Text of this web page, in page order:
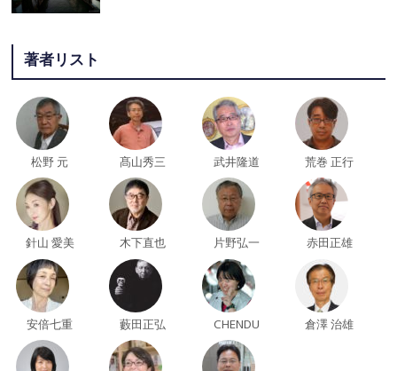
著者リスト
松野 元 髙山秀三 武井隆道 荒巻 正行
針山 愛美 木下直也 片野弘一 赤田正雄
安倍七重 藪田正弘 CHENDU 倉澤 治雄